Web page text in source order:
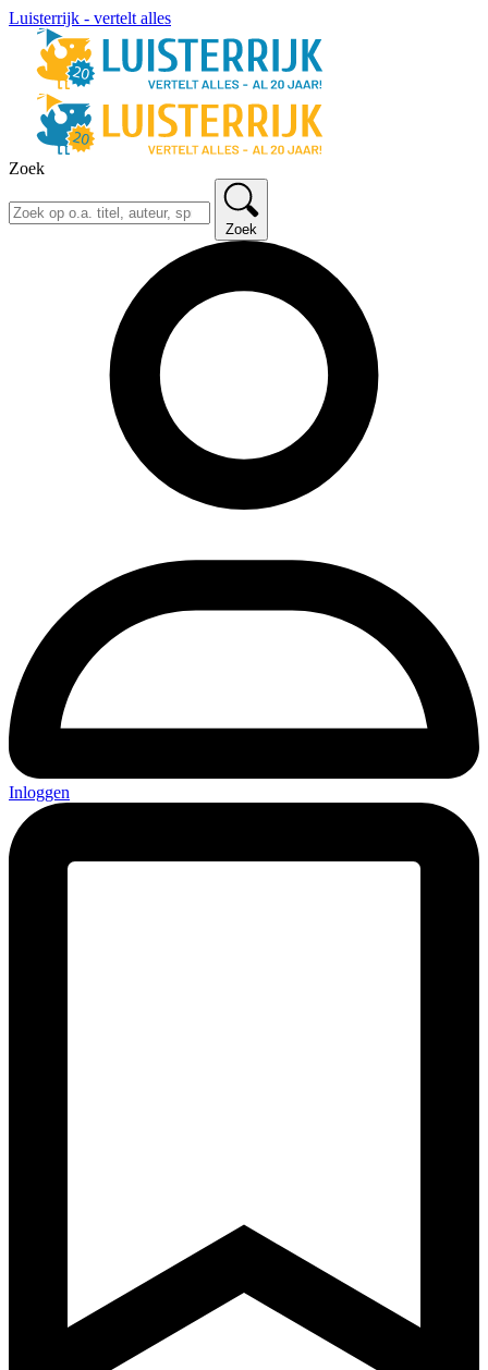
Luisterrijk - vertelt alles
Zoek
Zoek
Inloggen